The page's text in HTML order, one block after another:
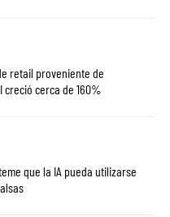
retail proveniente de
creció cerca de 160%
que la IA pueda utilizarse